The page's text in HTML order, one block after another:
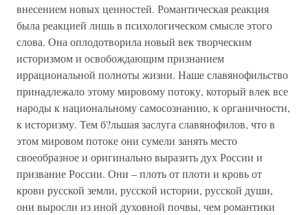
внесением новых ценностей. Романтическая реакция
была реакцией лишь в психологическом смысле этого
слова. Она оплодотворила новый век творческим
историзмом и освобождающим признанием
иррациональной полноты жизни. Наше славянофильство
принадлежало этому мировому потоку, который влек все
народы к национальному самосознанию, к органичности,
к историзму. Тем б?льшая заслуга славянофилов, что в
этом мировом потоке они сумели занять место
своеобразное и оригинально выразить дух России и
призвание России. Они – плоть от плоти и кровь от
крови русской земли, русской истории, русской души,
они выросли из иной духовной почвы, чем романтики